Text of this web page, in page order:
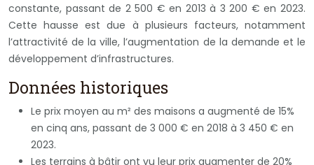
constante, passant de 2 500 € en 2013 à 3 200 € en 2023.
Cette hausse est due à plusieurs facteurs, notamment
l’attractivité de la ville, l’augmentation de la demande et le
développement d’infrastructures.
Données historiques
Le prix moyen au m² des maisons a augmenté de 15%
en cinq ans, passant de 3 000 € en 2018 à 3 450 € en
2023.
Les terrains à bâtir ont vu leur prix augmenter de 20%